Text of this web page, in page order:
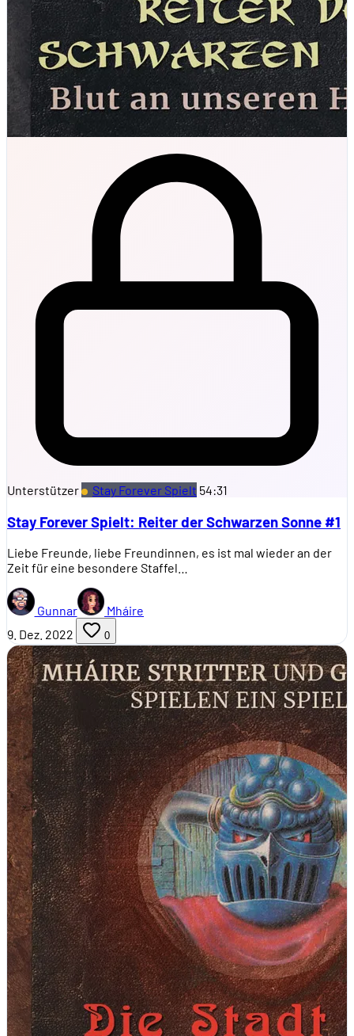
Unterstützer Stay Forever Spielt 54:31
Stay Forever Spielt: Reiter der Schwarzen Sonne #1
Liebe Freunde, liebe Freundinnen, es ist mal wieder an der
Zeit für eine besondere Staffel…
Gunnar
Mháire
9. Dez. 2022
0